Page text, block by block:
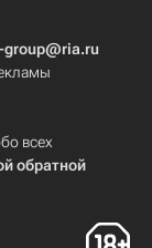
всех
обратной